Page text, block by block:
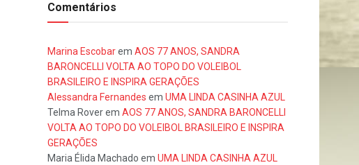
Comentários
Marina Escobarem AOS 77 ANOS, SANDRA
BARONCELLI VOLTA AO TOPO DO VOLEIBOL
BRASILEIRO E INSPIRA GERAÇÕES
Alessandra Fernandes em UMA LINDA CASINHA AZUL
Telma Roverem AOS 77 ANOS, SANDRA BARONCELLI
VOLTA AO TOPO DO VOLEIBOL BRASILEIRO E INSPIRA
GERAÇÕES
Maria Élida Machado em UMA LINDA CASINHA AZUL